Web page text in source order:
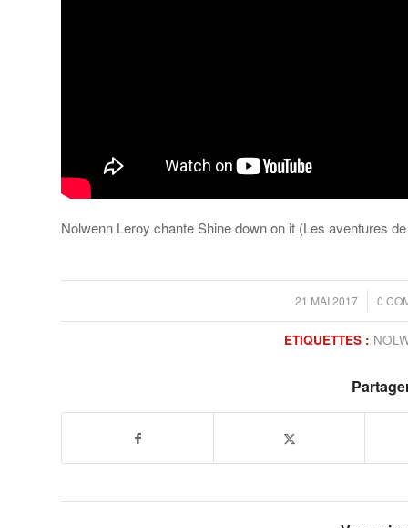
Nolwenn Leroy chante Shine down on it (Les aventures
21 MAI 2017
/ 0
ETIQUETTES :